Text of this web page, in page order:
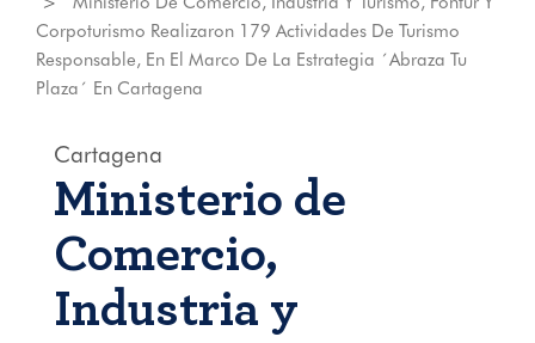
Corpoturismo Realizaron 179 Actividades De Turismo
Responsable, En El Marco De La Estrategia ´Abraza Tu
Plaza´ En Cartagena
Cartagena
Ministerio de
Comercio,
Industria y